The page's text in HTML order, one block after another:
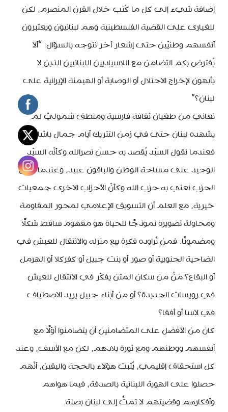
إضافة شيء إلى كل ما كُتب خلال القرن المنصرم، لكن
للغيارى على القضية الفلسطينية وهم لبنانيون ويعتبرون
أنفسهم وطنيّين حتى إشعار آخر نتوجه بالسؤال: “ألا
يُفترض بكم التضامن مع اللاسياديين اللبنانيين الذين لا
يأبهون لإخراج الاحتلال أو الوصاية أو الهيمنة الإيرانية على
لبنان؟”
نعاني من طغيان ثقافة فارسية ومنطق شموليّ لم
يشهده لبنان حتى في زمن التتريك أيام جمال باشا.
فعندما نقول السيّد يُقصد به حسن نصرالله وكأنّه السيّد
الوحيد على مساحة الوطن والباقون عبيد، وعندما نقول
الحزب نعني به حزب الله وكأنّ الأحزاب الاخرى جمعيات
خيرية، مع العلم أن التسويق الإعلامي لمحور المقاومة
ومحاولة تصويره نموذجًا للحياة هو مفهوم ساقط شكلًا
ومضمونًا. فمن تُراوده فكرة بيع منزله والانتقال للعيش في
الضاحية الجنوبية أو صور أو بنت جبيل أو كفركلا أو الهرمل
أو البقاع؟ مَنْ من سكان المتن يفكّر في الانتقال للعيش
في رويسات الجديدة؟ أو من أبناء جبيل يريد الاصطياف
في لاسا أو أفقا؟
كان من الأفضل على المتضامنين أن يتضامنوا أوّلًا مع
أنفسهم ووطنهم ومع ثورة بلادهم، لكن مع الأسف، وعند
كل استحقاق إقليمي، يُثبت هؤلاء بالحجة واليقين، أنّهم
حصلوا على الهوية اللبنانية بالصدفة، فيما هواهم
وأفكارهم وقضيتهم لا تمتُّ إلى لبنان بصلة.